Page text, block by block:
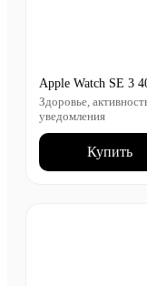
Apple Watch SE 3
Здоровье,
уведомления
Купить